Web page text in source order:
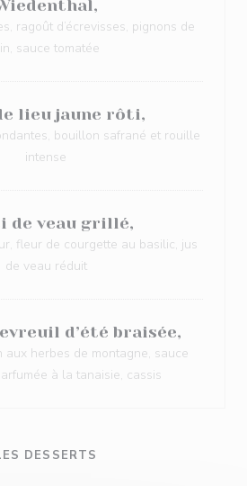
ragoût d’écrevisses, pignons de
sauce tomatée
lieu jaune rôti,
bouillon safrané et rouille
intense
de veau grillé,
fleur de courgette au basilic, jus
de veau réduit
d’été braisée,
aux herbes de montagne, sauce
à la tanaisie, cassis
DESSERTS